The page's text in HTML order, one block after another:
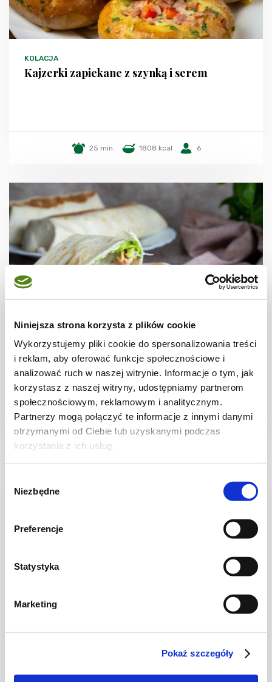
Niniejsza strona korzysta z plików cookie
Wykorzystujemy pliki cookie do spersonalizowania treści
i reklam, aby oferować funkcje społecznościowe i
analizować ruch w naszej witrynie. Informacje o tym, jak
korzystasz z naszej witryny, udostępniamy partnerom
społecznościowym, reklamowym i analitycznym.
Partnerzy mogą połączyć te informacje z innymi danymi
otrzymanymi od Ciebie lub uzyskanymi podczas
korzystania z ich usług.
zgody
Niezbędne
Preferencje
Statystyka
Marketing
Pokaż szczegóły
KOLACJA
Kajzerki zapiekane z szynką i serem
25 min. 1808 kcal 6
DRÓB
Tortilla z kurczakiem, halloumi i
warzywami
20 min. 1838 kcal 4
Pinsa z burratą i szynką parmeńską